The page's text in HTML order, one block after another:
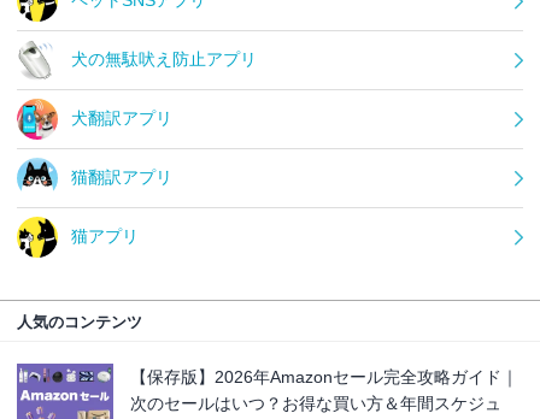
犬の無駄吠え防止アプリ
犬翻訳アプリ
猫翻訳アプリ
猫アプリ
人気のコンテンツ
【保存版】2026年Amazonセール完全攻略ガイド｜
次のセールはいつ？お得な買い方＆年間スケジュ